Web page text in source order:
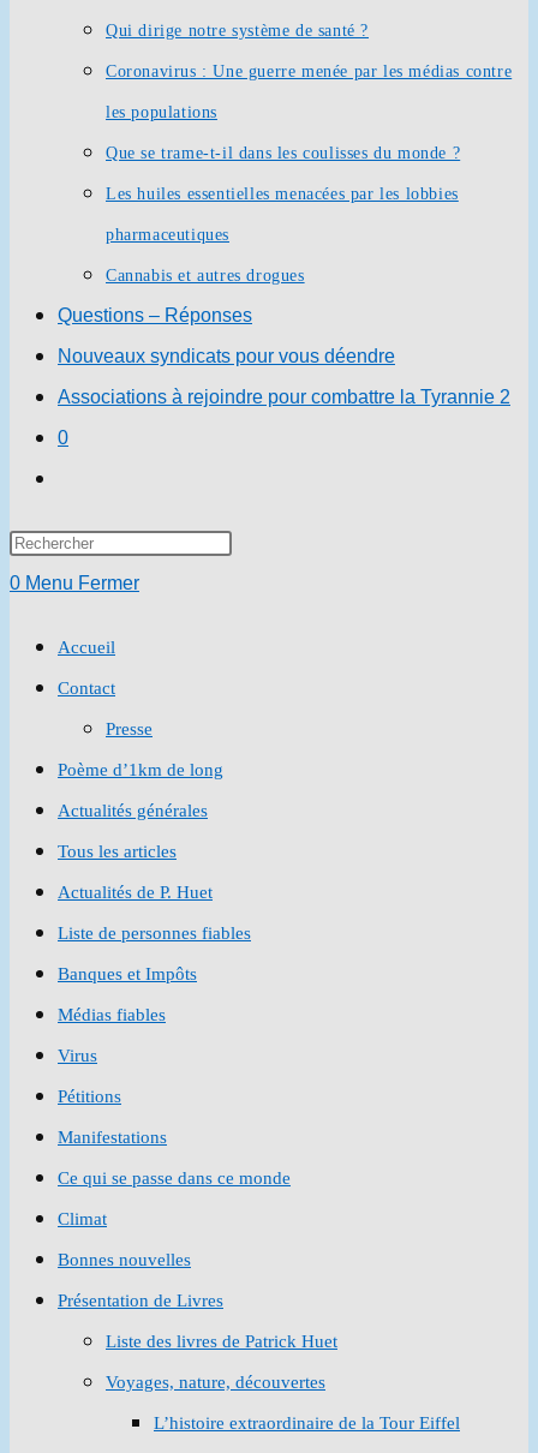
Qui dirige notre système de santé ?
Coronavirus : Une guerre menée par les médias contre
les populations
Que se trame-t-il dans les coulisses du monde ?
Les huiles essentielles menacées par les lobbies
pharmaceutiques
Cannabis et autres drogues
Questions – Réponses
Nouveaux syndicats pour vous déendre
Associations à rejoindre pour combattre la Tyrannie 2
0
search
Press
0 Menu Fermer
Accueil
Contact
Presse
Poème d’1km de long
Actualités générales
Tous les articles
Actualités de P. Huet
Liste de personnes fiables
Banques et Impôts
Médias fiables
Virus
Pétitions
Manifestations
Ce qui se passe dans ce monde
Climat
Bonnes nouvelles
Présentation de Livres
Liste des livres de Patrick Huet
Voyages, nature, découvertes
L’histoire extraordinaire de la Tour Eiffel